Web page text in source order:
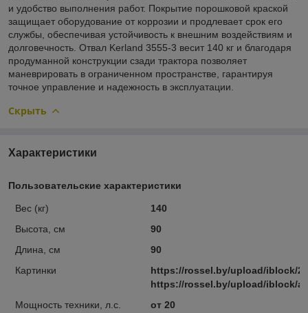
и удобство выполнения работ. Покрытие порошковой краской
защищает оборудование от коррозии и продлевает срок его
службы, обеспечивая устойчивость к внешним воздействиям и
долговечность. Отвал Kerland 3555-3 весит 140 кг и благодаря
продуманной конструкции сзади трактора позволяет
маневрировать в ограниченном пространстве, гарантируя
точное управление и надежность в эксплуатации.
Скрыть
Характеристики
Пользовательские характеристики
Вес (кг)
140
Высота, см
90
Длина, см
90
Картинки
https://rossel.by/upload/iblock/
https://rossel.by/upload/iblock/
Мощность техники, л.с.
от 20